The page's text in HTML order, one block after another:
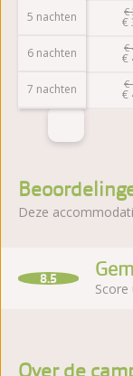
5 nachten
6 nachten
7 nachten
€
€
€
€
€
€
Deze
8.5